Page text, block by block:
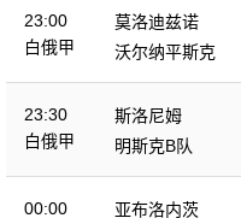
23:00
白俄甲
莫洛迪兹诺
沃尔纳平斯克
23:30
白俄甲
斯洛尼姆
明斯克B队
00:00
亚布洛内茨